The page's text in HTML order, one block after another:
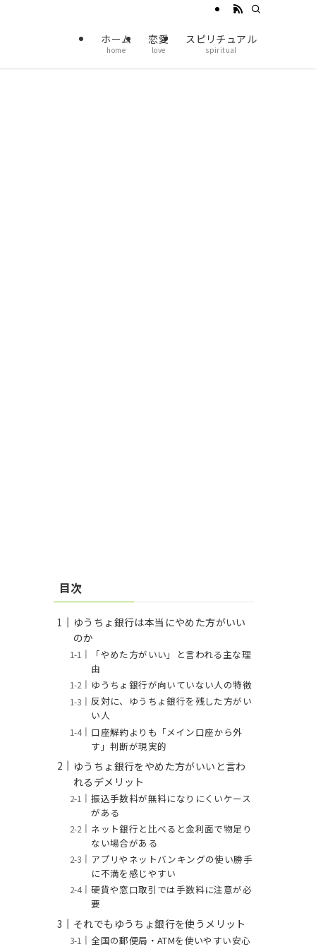
ホーム
home
恋愛
love
スピリチュアル
spiritual
目次
ゆうちょ銀行は本当にやめた方がいい
のか
「やめた方がいい」と言われる主な理
由
ゆうちょ銀行が向いていない人の特徴
反対に、ゆうちょ銀行を残した方がい
い人
口座解約よりも「メイン口座から外
す」判断が現実的
ゆうちょ銀行をやめた方がいいと言わ
れるデメリット
振込手数料が無料になりにくいケース
がある
ネット銀行と比べると金利面で物足り
ない場合がある
アプリやネットバンキングの使い勝手
に不満を感じやすい
硬貨や窓口取引では手数料に注意が必
要
それでもゆうちょ銀行を使うメリット
全国の郵便局・ATMを使いやすい安心